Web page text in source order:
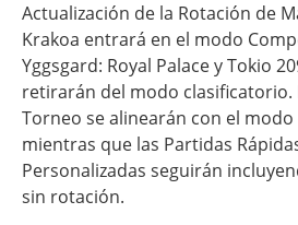
Actualización de la Rotación de
Krakoa entrará en el modo
Yggsgard: Royal Palace y Tokio
retirarán del modo clasificatorio.
Torneo se alinearán con el
mientras que las Partidas
Personalizadas seguirán
sin rotación.